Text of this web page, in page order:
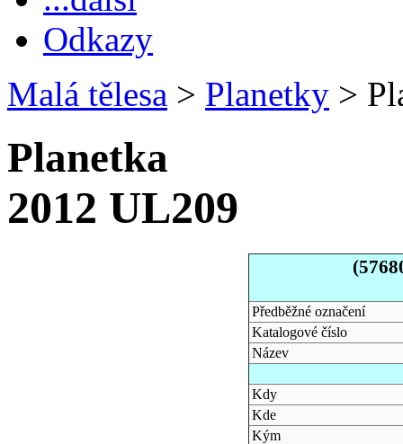
Odkazy
Malá tělesa > Planetky >
Planetka
2012 UL209
Předběžné označení
Katalogové číslo
Název
Kdy
Kde
Kým